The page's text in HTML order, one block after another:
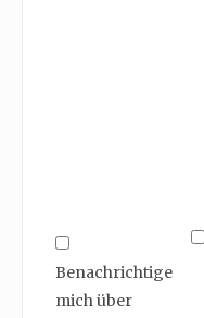
Benachrichtige
mich über